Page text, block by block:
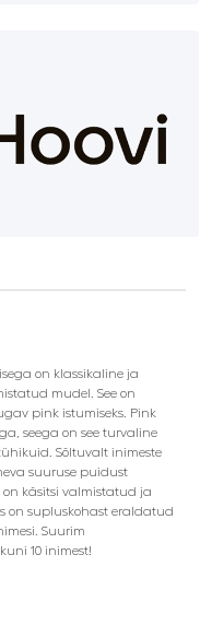
on klassikaline ja
mudel. See on
pink istumiseks. Pink
seega on see turvaline
Sõltuvalt inimeste
suuruse puidust
käsitsi valmistatud ja
on supluskohast eraldatud
Suurim
10 inimest!